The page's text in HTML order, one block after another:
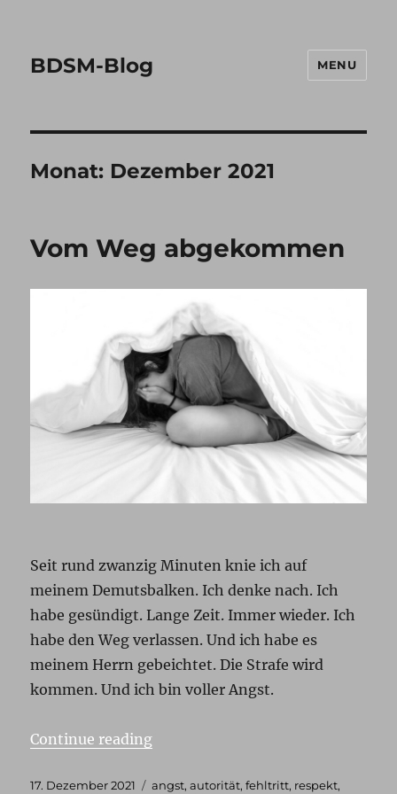
BDSM-Blog MENU
Monat: Dezember 2021
Vom Weg abgekommen
Seit rund zwanzig Minuten knie ich auf
meinem Demutsbalken. Ich denke nach. Ich
habe gesündigt. Lange Zeit. Immer wieder. Ich
habe den Weg verlassen. Und ich habe es
meinem Herrn gebeichtet. Die Strafe wird
kommen. Und ich bin voller Angst.
Continue reading„Vom Weg abgekommen“
Posted
17. Dezember 2021 Tags
angst,autorität,fehltritt, respekt,